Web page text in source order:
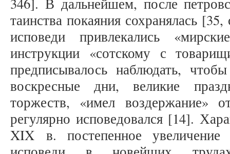
346]. В дальнейшем, после
таинства покаяния сохранялась
исповеди привлекались
инструкции «сотскому с
предписывалось наблюдать,
воскресные дни, великие
торжеств, «имел воздержание»
регулярно исповедовался [14].
XIX в. постепенное